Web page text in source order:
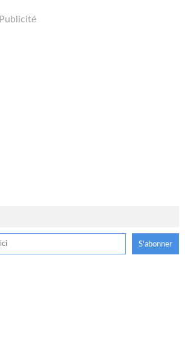
Publicité